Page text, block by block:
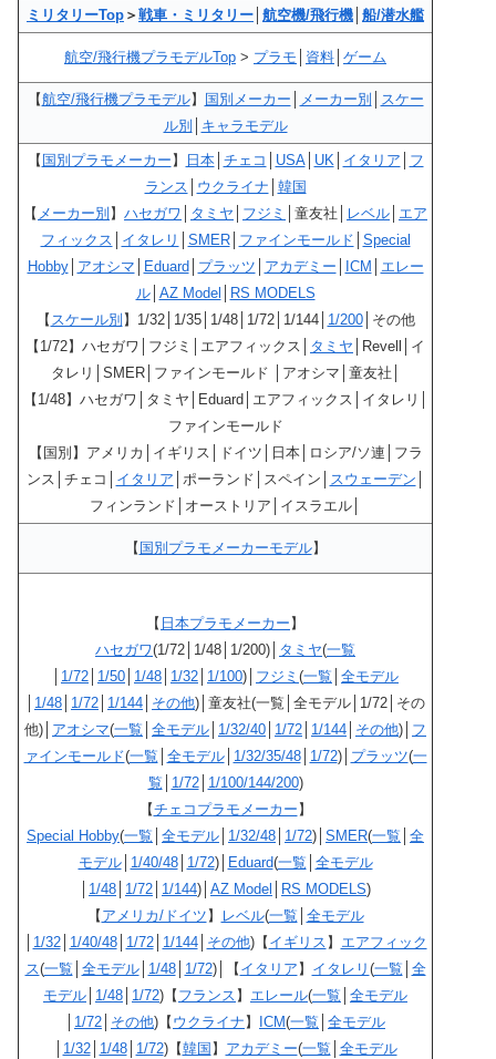
ミリタリーTop ＞ 戦車・ミリタリー 航空機/飛行機 船/潜水艦
航空/飛行機プラモデルTop > プラモ 資料 ゲーム
【航空/飛行機プラモデル】 国別メーカー メーカー別
スケー
ル別
キャラモデル
【 国別プラモメーカー 】 日本│ チェコ USA│ UK│ イタリア
フ
ランス
ウクライナ 韓国
【 メーカー別 】 ハセガワ タミヤ フジミ │童友社│ レベル エア
フィックス
イタレリ SMER│ ファインモールド Special
Hobby│ アオシマ Eduard プラッツ アカデミー ICM
エレー
ル│ AZ Model
RS MODELS
【 スケール別 】1/32│1/35│1/48│1/72│1/144│ 1/200│その他
【1/72】ハセガワ│フジミ│エアフィックス│ タミヤ │Revell│イ
タレリ│SMER│ファインモールド │アオシマ│童友社│
【1/48】ハセガワ│タミヤ│Eduard│エアフィックス│イタレリ│
ファインモールド
【国別】アメリカ│イギリス│ドイツ│日本│ロシア/ソ連│フラ
ンス│チェコ│ イタリア │ポーランド│スペイン│ スウェーデン
フィンランド│オーストリア│イスラエル│
【 国別プラモメーカーモデル】
【 日本プラモメーカー 】
ハセガワ(1/72│1/48│1/200)│ タミヤ(一覧
1/72 1/50 1/48 1/32 1/100)│ フジミ (一覧 全モデル
1/48 1/72 1/144 その他)│童友社(一覧│全モデル│1/72│その
他)│ アオシマ(一覧 全モデル 1/32/40 1/72 1/144 その他)│ フ
ァインモールド(一覧 全モデル│ 1/32/35/48│ 1/72)│ プラッツ(一
覧
1/72│ 1/100/144/200)
【チェコプラモメーカー 】
Special Hobby(一覧 全モデル 1/32/48 1/72)│ SMER(一覧 全
モデル│ 1/40/48│ 1/72)│ Eduard(一覧 全モデル
1/48 1/72 1/144)│ AZ Model RS MODELS)
【 アメリカ/ドイツ 】 レベル(一覧 全モデル
1/32│ 1/40/48│ 1/72│ 1/144│ その他)【 イギリス 】 エアフィック
ス(一覧 全モデル│ 1/48│ 1/72)│【 イタリア 】 イタレリ (一覧 全
モデル 1/48 1/72)【 フランス 】 エレール(一覧 全モデル
1/72 その他)【 ウクライナ 】 ICM(一覧 全モデル
1/32│ 1/48│ 1/72)【韓国 】 アカデミー(一覧 全モデル